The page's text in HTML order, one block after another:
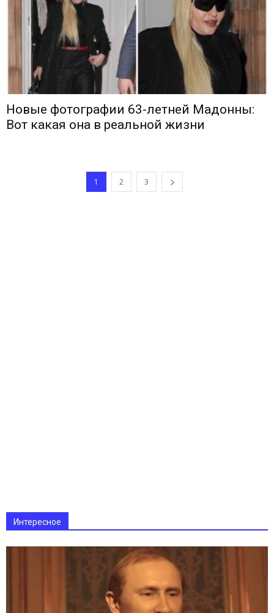
Новые фотографии 63-летней Мадонны:
Вот какая она в реальной жизни
1 2 3
Интересное